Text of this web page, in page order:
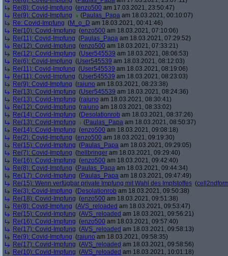
Re(8): Covid-Impfung (enzo500 am 17.03.2021, 23:50:47)
Re(9): Covid-Impfung
(Paulas_Papa am 18.03.2021, 00:10:07)
Re: Covid-Impfung (M_o_D am 18.03.2021, 00:41:46)
Re(10): Covid-Impfung (enzo500 am 18.03.2021, 07:10:06)
Re(11): Covid-Impfung (Paulas_Papa am 18.03.2021, 07:29:52)
Re(12): Covid-Impfung (enzo500 am 18.03.2021, 07:33:21)
Re(12): Covid-Impfung (User545539 am 18.03.2021, 08:06:53)
Re(6): Covid-Impfung (User545539 am 18.03.2021, 08:12:03)
Re(11): Covid-Impfung (User545539 am 18.03.2021, 08:19:06)
Re(11): Covid-Impfung (User545539 am 18.03.2021, 08:23:03)
Re(9): Covid-Impfung (raiuno am 18.03.2021, 08:23:38)
Re(13): Covid-Impfung (User545539 am 18.03.2021, 08:24:36)
Re(13): Covid-Impfung (raiuno am 18.03.2021, 08:30:41)
Re(12): Covid-Impfung (raiuno am 18.03.2021, 08:33:02)
Re(14): Covid-Impfung (Desolationrob am 18.03.2021, 08:37:26)
Re(13): Covid-Impfung
(Paulas_Papa am 18.03.2021, 08:50:37)
Re(14): Covid-Impfung (enzo500 am 18.03.2021, 09:08:18)
Re(2): Covid-Impfung (enzo500 am 18.03.2021, 09:19:30)
Re(15): Covid-Impfung (Paulas_Papa am 18.03.2021, 09:29:05)
Re(7): Covid-Impfung (hellbringer am 18.03.2021, 09:29:40)
Re(16): Covid-Impfung (enzo500 am 18.03.2021, 09:42:40)
Re(8): Covid-Impfung (Paulas_Papa am 18.03.2021, 09:44:34)
Re(17): Covid-Impfung (Paulas_Papa am 18.03.2021, 09:47:49)
Re(15): Wenn verfügbar private Impfung mit Wahl des Impfstoffes (
Re(3): Covid-Impfung (Desolationrob am 18.03.2021, 09:50:38)
Re(18): Covid-Impfung (enzo500 am 18.03.2021, 09:51:38)
Re(8): Covid-Impfung (AVS_reloaded am 18.03.2021, 09:53:47)
Re(15): Covid-Impfung (AVS_reloaded am 18.03.2021, 09:56:21)
Re(16): Covid-Impfung (enzo500 am 18.03.2021, 09:57:40)
Re(17): Covid-Impfung (AVS_reloaded am 18.03.2021, 09:58:13)
Re(9): Covid-Impfung (raiuno am 18.03.2021, 09:58:35)
Re(17): Covid-Impfung (AVS_reloaded am 18.03.2021, 09:58:56)
Re(10): Covid-Impfung (AVS_reloaded am 18.03.2021, 10:01:18)